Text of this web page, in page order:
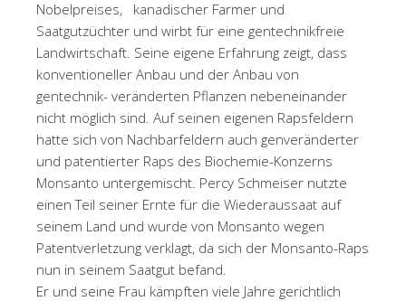
Nobelpreises, kanadischer Farmer und
Saatgutzüchter und wirbt für eine gentechnikfreie
Landwirtschaft. Seine eigene Erfahrung zeigt, dass
konventioneller Anbau und der Anbau von
gentechnik- veränderten Pflanzen nebeneinander
nicht möglich sind. Auf seinen eigenen Rapsfeldern
hatte sich von Nachbarfeldern auch genveränderter
und patentierter Raps des Biochemie-Konzerns
Monsanto untergemischt. Percy Schmeiser nutzte
einen Teil seiner Ernte für die Wiederaussaat auf
seinem Land und wurde von Monsanto wegen
Patentverletzung verklagt, da sich der Monsanto-Raps
nun in seinem Saatgut befand.
Er und seine Frau kämpften viele Jahre gerichtlich